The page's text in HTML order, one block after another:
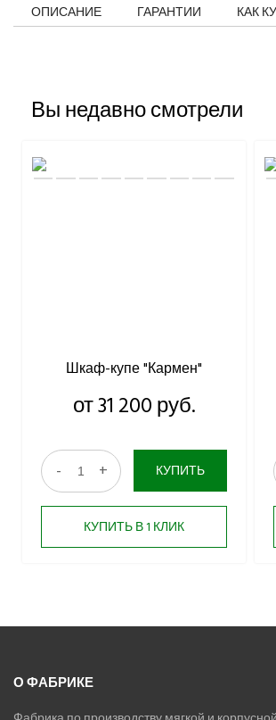
ОПИСАНИЕ ГАРАНТИИ КАК
Вы недавно смотрели
Шкаф-купе "Кармен"
от 31 200 руб.
- + КУПИТЬ
КУПИТЬ В 1 КЛИК
О ФАБРИКЕ